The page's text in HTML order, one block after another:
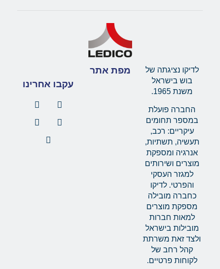
לדיקו נציגתה של
בוש בישראל
משנת 1965.
החברה פועלת
במספר תחומים
עיקריים: רכב,
תעשיה, תשתיות,
אנרגיה ומספקת
מוצרים ושירותים
למגזר העסקי
והפרטי. לדיקו
כחברה מובילה
מספקת מוצרים
למאות חברות
מובילות בישראל
ולצד זאת משרתת
קהל רחב של
לקוחות פרטיים.
מפת אתר
עקבו אחרינו